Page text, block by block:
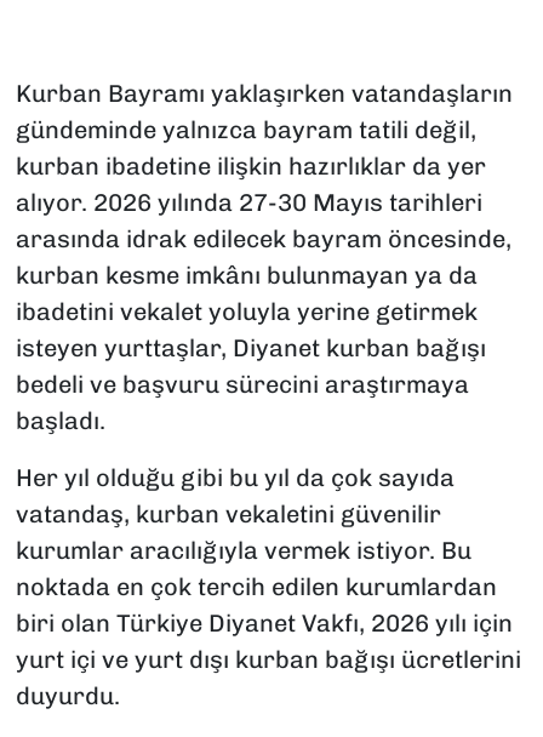
Kurban Bayramı yaklaşırken vatandaşların
gündeminde yalnızca bayram tatili değil,
kurban ibadetine ilişkin hazırlıklar da yer
alıyor. 2026 yılında 27-30 Mayıs tarihleri
arasında idrak edilecek bayram öncesinde,
kurban kesme imkânı bulunmayan ya da
ibadetini vekalet yoluyla yerine getirmek
isteyen yurttaşlar, Diyanet kurban bağışı
bedeli ve başvuru sürecini araştırmaya
başladı.
Her yıl olduğu gibi bu yıl da çok sayıda
vatandaş, kurban vekaletini güvenilir
kurumlar aracılığıyla vermek istiyor. Bu
noktada en çok tercih edilen kurumlardan
biri olan Türkiye Diyanet Vakfı, 2026 yılı için
yurt içi ve yurt dışı kurban bağışı ücretlerini
duyurdu.